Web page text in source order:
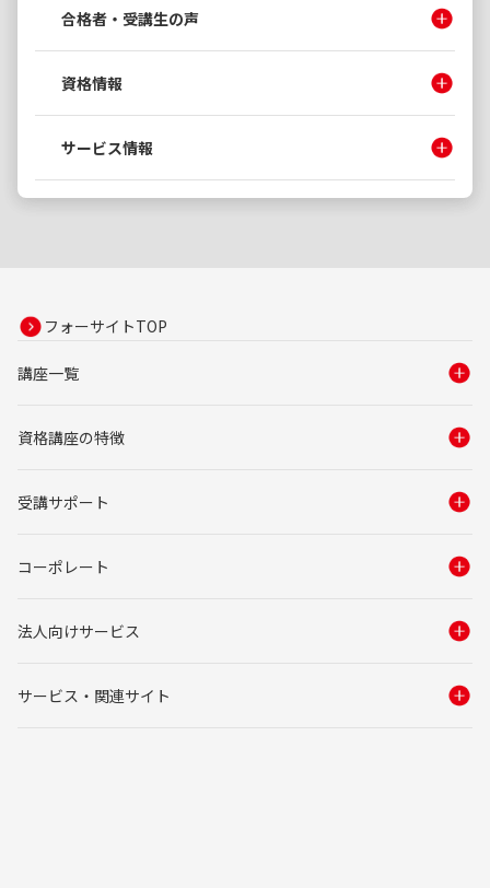
合格者・受講生の声
資格情報
サービス情報
フォーサイトTOP
講座一覧
資格講座の特徴
受講サポート
コーポレート
法人向けサービス
サービス・関連サイト